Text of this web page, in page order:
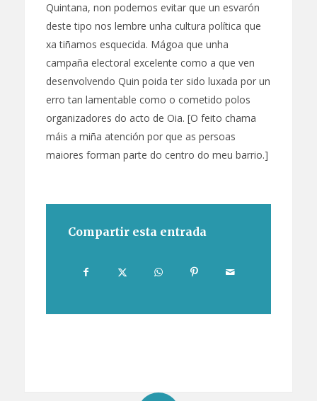
Quintana, non podemos evitar que un esvarón
deste tipo nos lembre unha cultura política que
xa tiñamos esquecida. Mágoa que unha
campaña electoral excelente como a que ven
desenvolvendo Quin poida ter sido luxada por un
erro tan lamentable como o cometido polos
organizadores do acto de Oia. [O feito chama
máis a miña atención por que as persoas
maiores forman parte do centro do meu barrio.]
Compartir esta entrada